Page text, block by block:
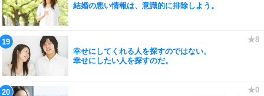
結婚の悪い情報は、意識的に排除しよう。
幸せにしてくれる人を探すのではない。
幸せにしたい人を探すのだ。